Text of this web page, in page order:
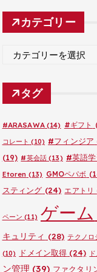
カ
イ
カテゴリー
ゴ
リ
タグ
#ARASAWA(14) #ギフト
コレート (10) #フィンジア
(19) #英会話 (13) #英語
Etoren (13) GMOペパボ
スティング (24) エアトリ
ペーン (11) ゲーム
キュリティ (28) テクノロ
(10)
ドメイン取得 (24)
ン管理 (39) ファクタリ